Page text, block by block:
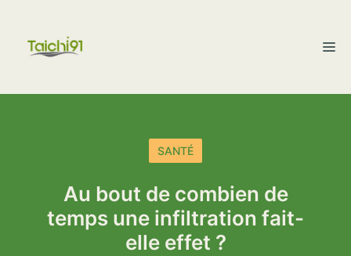
contenu
SANTÉ
Au bout de combien de
temps une infiltration fait-
elle effet ?